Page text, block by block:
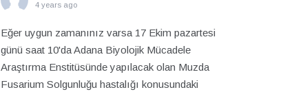
4 years ago
Eğer uygun zamanınız varsa 17 Ekim pazartesi
günü saat 10'da Adana Biyolojik Mücadele
Araştırma Enstitüsünde yapılacak olan Muzda
Fusarium Solgunluğu hastalığı konusundaki